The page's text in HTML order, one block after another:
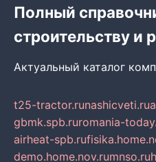
Полный
строительству и
Актуальный каталог
t25-tractor.runashicveti.ru
gbmk.spb.ruromania-
airheat-spb.ru
demo.home.nov.rumnso.ru